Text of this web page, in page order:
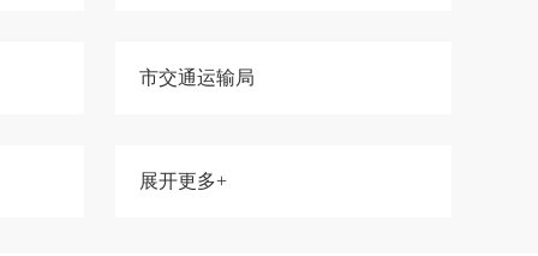
市交通运输局
展开更多+